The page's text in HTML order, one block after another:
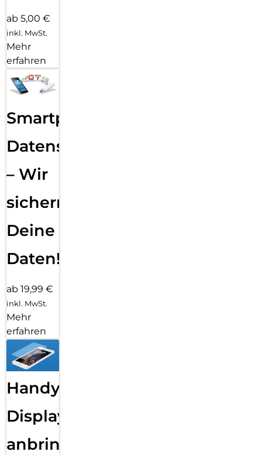
ab 5,00 €
inkl. MwSt.
Mehr
erfahren
Smartphone
Datensicherung
– Wir
sichern
Deine
Daten!
ab 19,99 €
inkl. MwSt.
Mehr
erfahren
Handy
Displayfolie
anbringen